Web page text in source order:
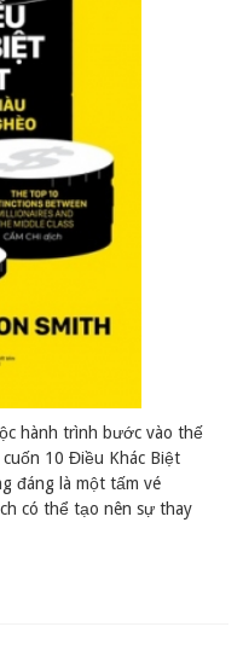
hành trình bước vào thế
10 Điều Khác Biệt
đáng là một tấm vé
có thể tạo nên sự thay